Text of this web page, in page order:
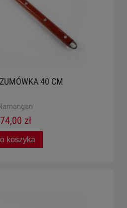
40 CM
74,00 zł
koszyka